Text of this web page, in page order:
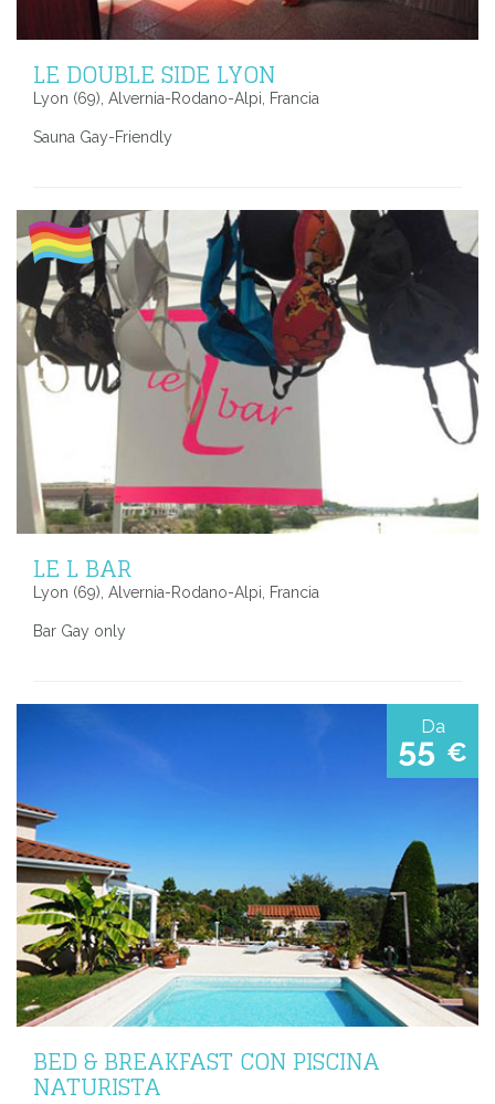
LE DOUBLE SIDE LYON
Lyon (69), Alvernia-Rodano-Alpi, Francia
Sauna Gay-Friendly
LE L BAR
Lyon (69), Alvernia-Rodano-Alpi, Francia
Bar Gay only
Da
55 €
BED & BREAKFAST CON PISCINA
NATURISTA